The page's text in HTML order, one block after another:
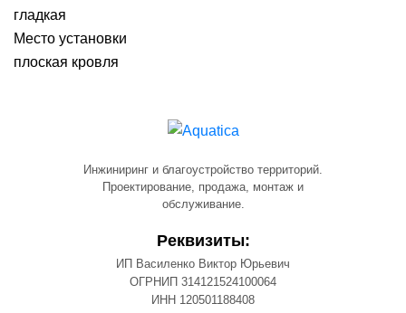
гладкая
Место установки
плоская кровля
Инжиниринг и благоустройство территорий.
Проектирование, продажа, монтаж и
обслуживание.
Реквизиты:
ИП Василенко Виктор Юрьевич
ОГРНИП 314121524100064
ИНН 120501188408